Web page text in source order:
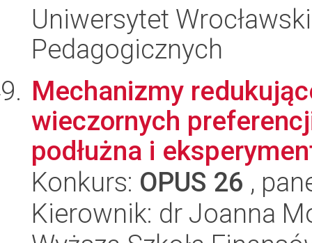
Uniwersytet
Pedagogicznych
Mechanizmy
wieczornych
podłużna i
Konkurs: OPUS 26 ,
Kierownik: dr Joanna